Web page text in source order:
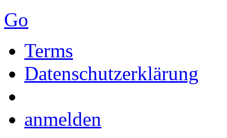
Go
Terms
Datenschutzerklärung
anmelden